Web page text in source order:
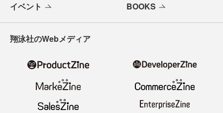
イベント BOOKS
翔泳社のWebメディア